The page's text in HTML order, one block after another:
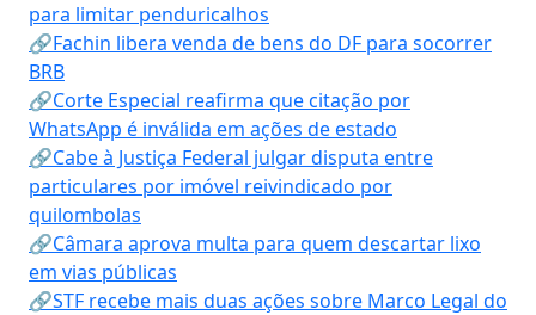
para limitar penduricalhos
🔗Fachin libera venda de bens do DF para socorrer
BRB
🔗Corte Especial reafirma que citação por
WhatsApp é inválida em ações de estado
🔗Cabe à Justiça Federal julgar disputa entre
particulares por imóvel reivindicado por
quilombolas
🔗Câmara aprova multa para quem descartar lixo
em vias públicas
🔗STF recebe mais duas ações sobre Marco Legal do